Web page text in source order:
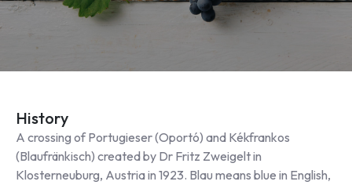
History
A crossing of Portugieser (Oportó) and Kékfrankos
(Blaufränkisch) created by Dr Fritz Zweigelt in
Klosterneuburg, Austria in 1923. Blau means blue in English,